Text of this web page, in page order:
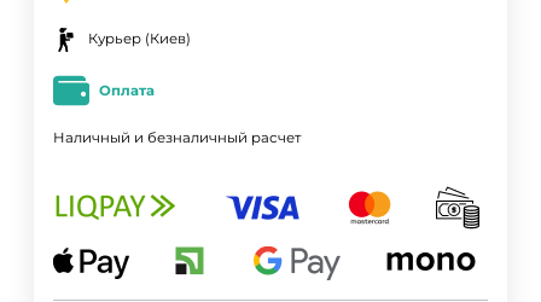
Курьер (Киев)
Оплата
Наличный и безналичный расчет